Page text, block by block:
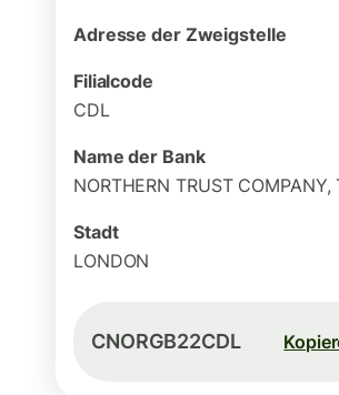
Adresse der Zweigstelle
Filialcode
CDL
Name der Bank
NORTHERN TRUST COMPANY,
Stadt
LONDON
CNORGB22CDL